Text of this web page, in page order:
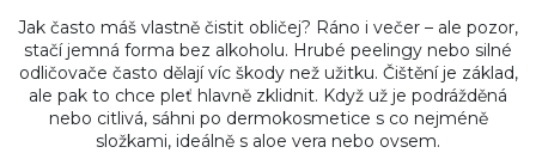
Jak často máš vlastně čistit obličej? Ráno i večer – ale pozor,
stačí jemná forma bez alkoholu. Hrubé peelingy nebo silné
odličovače často dělají víc škody než užitku. Čištění je základ,
ale pak to chce pleť hlavně zklidnit. Když už je podrážděná
nebo citlivá, sáhni po dermokosmetice s co nejméně
složkami, ideálně s aloe vera nebo ovsem.